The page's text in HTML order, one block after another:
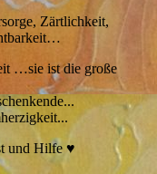
Zärtlichkeit,
…sie ist die große
und Hilfe ♥